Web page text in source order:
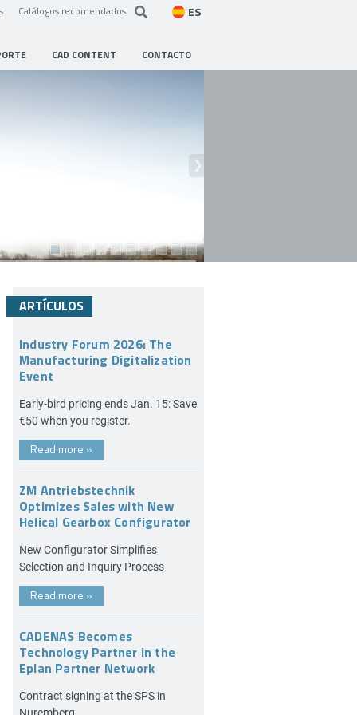
Catálogos recomendados ES
CAD CONTENT CONTACTO
ARTÍCULOS
Industry Forum 2026: The
Manufacturing Digitalization
Event
Early-bird pricing ends Jan. 15: Save
€50 when you register.
Read more »
ZM Antriebstechnik
Optimizes Sales with New
Helical Gearbox Configurator
New Configurator Simplifies
Selection and Inquiry Process
Read more »
CADENAS Becomes
Technology Partner in the
Eplan Partner Network
Contract signing at the SPS in